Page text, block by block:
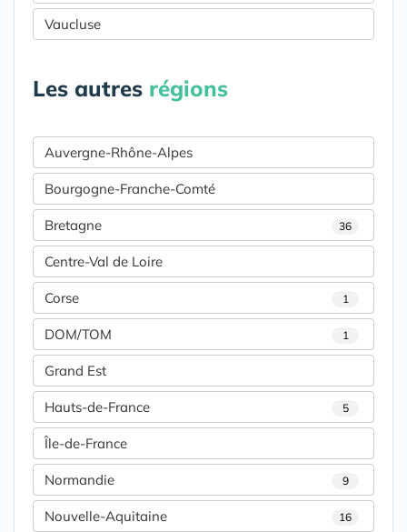
Vaucluse
Les autres régions
Auvergne-Rhône-Alpes
Bourgogne-Franche-Comté
Bretagne 36
Centre-Val de Loire
Corse 1
DOM/TOM 1
Grand Est
Hauts-de-France 5
Île-de-France
Normandie 9
Nouvelle-Aquitaine 16